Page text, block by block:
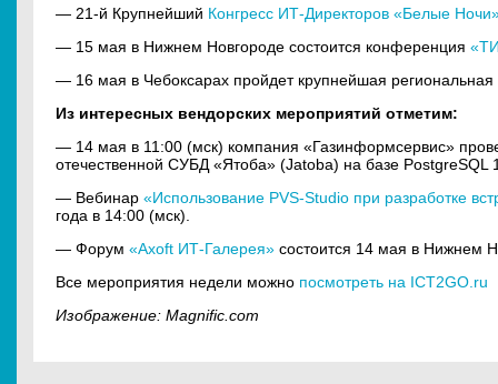
— 21-й Крупнейший Конгресс ИТ-Директоров «Белые
— 15 мая в Нижнем Новгороде состоится конференция
— 16 мая в Чебоксарах пройдет крупнейшая
Из интересных вендорских мероприятий отметим:
— 14 мая в 11:00 (мск) компания «Газинформсервис»
отечественной СУБД «Ятоба» (Jatoba) на базе PostgreSQL
— Вебинар «Использование PVS-Studio при разработке
года в 14:00 (мск).
— Форум «Axoft ИТ-Галерея» состоится 14 мая в Нижнем
Все мероприятия недели можно посмотреть на ICT2GO.ru
Изображение: Magnific.com